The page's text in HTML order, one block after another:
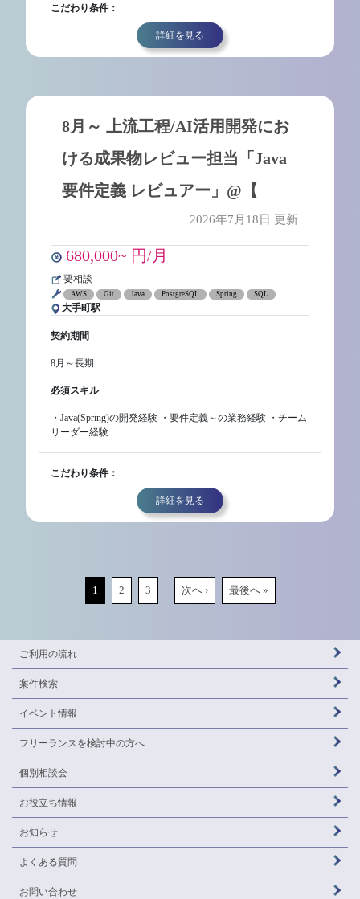
こだわり条件：
詳細を見る
8月～ 上流工程/AI活用開発にお
ける成果物レビュー担当「Java
要件定義 レビュアー」@【
2026年7月18日 更新
680,000~ 円/月
要相談
AWS Git Java PostgreSQL Spring SQL
大手町駅
契約期間
8月～長期
必須スキル
・Java(Spring)の開発経験 ・要件定義～の業務経験 ・チーム
リーダー経験
こだわり条件：
詳細を見る
1 2 3 次へ › 最後へ »
ご利用の流れ
案件検索
イベント情報
フリーランスを検討中の方へ
個別相談会
お役立ち情報
お知らせ
よくある質問
お問い合わせ